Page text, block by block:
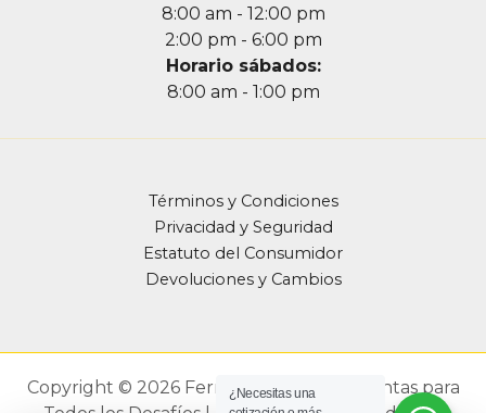
8:00 am - 12:00 pm
2:00 pm - 6:00 pm
Horario sábados:
8:00 am - 1:00 pm
Términos y Condiciones
Privacidad y Seguridad
Estatuto del Consumidor
Devoluciones y Cambios
Copyright © 2026 Ferrefarbef - Herramientas para
¿Necesitas una